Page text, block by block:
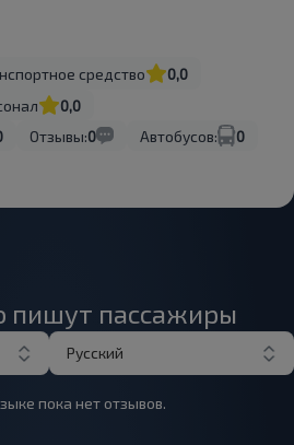
средство
0,0
0,0
Отзывы:0 Автобусов:
0
пишут пассажиры
Русский
пока нет отзывов.